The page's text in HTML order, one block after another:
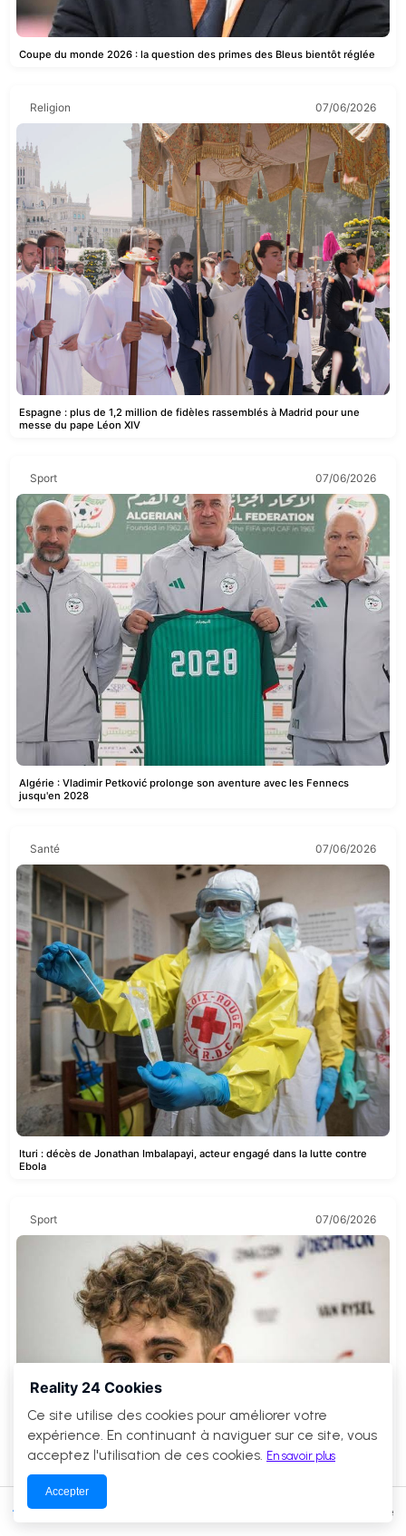
Reality 24 Cookies
Ce site utilise des cookies pour améliorer votre
expérience. En continuant à naviguer sur ce site, vous
acceptez l'utilisation de ces cookies. En savoir plus
Accepter
Culture
Coupe du monde 2026 : la question des primes des Bleus bientôt réglée
Religion 07/06/2026
Espagne : plus de 1,2 million de fidèles rassemblés à Madrid pour une
messe du pape Léon XIV
Sport 07/06/2026
Algérie : Vladimir Petković prolonge son aventure avec les Fennecs
jusqu'en 2028
Santé 07/06/2026
Ituri : décès de Jonathan Imbalapayi, acteur engagé dans la lutte contre
Ebola
Sport 07/06/2026